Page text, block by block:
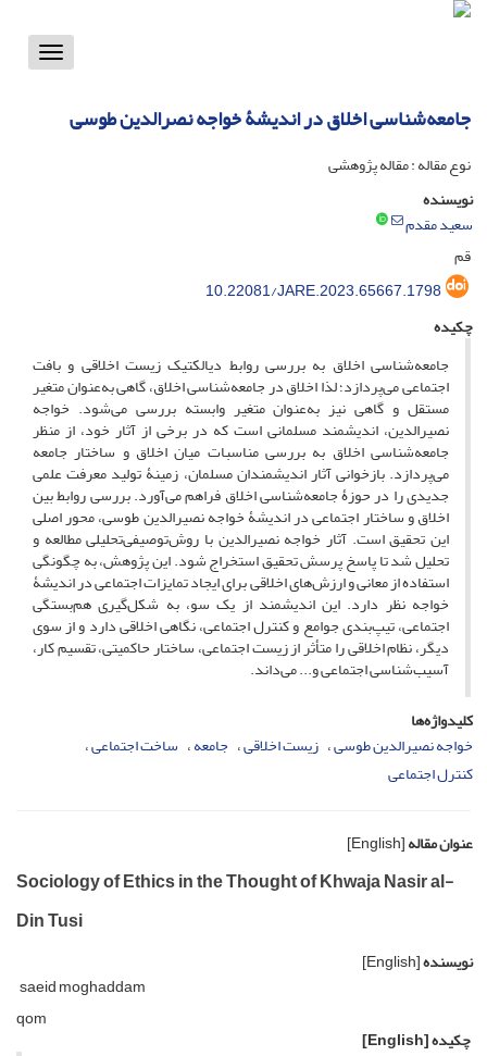
Toggle
جامعه‌شناسی اخلاق در اندیشۀ خواجه نصرالدین طوسی
نوع مقاله : مقاله پژوهشی
نویسنده
سعید مقدم
قم
10.22081/JARE.2023.65667.1798
چکیده
جامعه‌شناسی اخلاق به بررسی روابط دیالکتیک زیست اخلاقی و بافت
اجتماعی می‌پردازد؛ لذا اخلاق در جامعه‌شناسی اخلاق، گاهی به‌عنوان متغیر
مستقل و گاهی نیز به‌عنوان متغیر وابسته بررسی می‌شود. خواجه
نصیرالدین، اندیشمند مسلمانی است که در برخی از آثار خود، از منظر
جامعه‌شناسى اخلاق به بررسی مناسبات میان اخلاق و ساختار جامعه
می‌پردازد. بازخوانی آثار اندیشمندان مسلمان، زمینۀ تولید معرفت علمی
جدیدی را در حوزۀ جامعه‌شناسی اخلاق فراهم می‌آورد. بررسی روابط بین
اخلاق و ساختار اجتماعی در اندیشۀ خواجه نصیرالدین طوسی، محور اصلی
این تحقیق است. آثار خواجه نصیرالدین با روش‌توصیفی‌تحلیلی مطالعه و
تحلیل شد تا پاسخ پرسش تحقیق استخراج شود. این پژوهش، به چگونگی
استفاده از معانی و ارزش‌های اخلاقی برای ایجاد تمایزات اجتماعی در اندیشۀ
خواجه نظر دارد. این اندیشمند از یک سو، به شکل‌گیری هم‌بستگی
‌اجتماعی، تیپ‌بندی جوامع و کنترل اجتماعی، نگاهی اخلاقی دارد و از سوی
دیگر، نظام اخلاقی را متأثر از زیست اجتماعی، ساختار حاکمیتی، تقسیم کار،
آسیب‌شناسی اجتماعی و... می‌داند.
کلیدواژه‌ها
خواجه نصیرالدین طوسی زیست اخلاقی جامعه ساخت اجتماعی
کنترل اجتماعی
عنوان مقاله[English]
Sociology of Ethics in the Thought of Khwaja Nasir al-
Din Tusi
نویسنده[English]
saeid moghaddam
qom
چکیده[English]